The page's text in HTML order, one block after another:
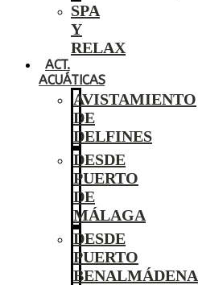
SPA
Y
RELAX
ACT.
ACUÁTICAS
AVISTAMIENTO
DE
DELFINES
DESDE
PUERTO
DE
MÁLAGA
DESDE
PUERTO
BENALMÁDENA